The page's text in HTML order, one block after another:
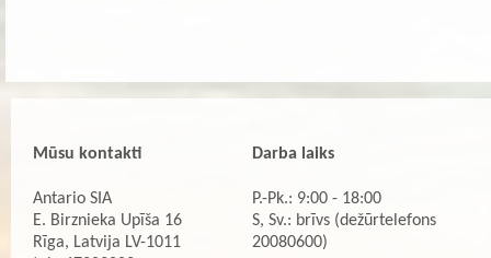
Mūsu kontakti
Antario SIA
E. Birznieka Upīša 16
Rīga, Latvija LV-1011
Darba laiks
P.-Pk.: 9:00 - 18:00
S, Sv.: brīvs (dežūrtelefons
20080600)